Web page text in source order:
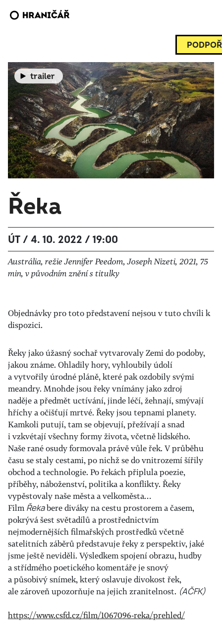
trailer
Řeka
ÚT / 4. 10. 2022 / 19:00
Austrália, režie Jennifer Peedom, Joseph Nizeti, 2021, 75
min, v původním znění s titulky
Objednávky pro toto představení nejsou v tuto chvíli k
dispozici.
Řeky jako úžasný sochař vytvarovaly Zemi do podoby,
jakou známe. Ohladily hory, vyhloubily údolí
a vytvořily úrodné pláně, které pak ozdobily svými
meandry. Mnohde jsou řeky vnímány jako zdroj
naděje a předmět uctívání, jinde léčí, žehnají, smývají
hříchy a očišťují mrtvé. Řeky jsou tepnami planety.
Kamkoli putují, tam se objevují, přežívají a snad
i vzkvétají všechny formy života, včetně lidského.
Naše rané osudy formovala právě vůle řek. V průběhu
času se staly cestami, po nichž se do vnitrozemí šířily
obchod a technologie. Po řekách připlula poezie,
příběhy, náboženství, politika a konflikty. Řeky
vypěstovaly naše města a velkoměsta…
Film Řekabere diváky na cestu prostorem a časem,
pokrývá šest světadílů a prostřednictvím
nejmodernějších filmařských prostředků včetně
satelitních záběrů představuje řeky z perspektiv, jaké
jsme ještě neviděli. Výsledkem spojení obrazu, hudby
a střídmého poetického komentáře je snový
a působivý snímek, který oslavuje divokost řek,
ale zároveň upozorňuje na jejich zranitelnost. (AČFK)
https://www.csfd.cz/film/1067096-reka/prehled/